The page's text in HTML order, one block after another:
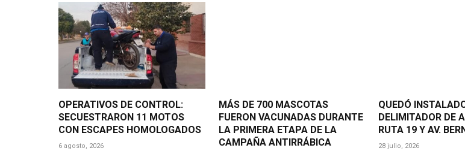
OPERATIVOS DE CONTROL:
SECUESTRARON 11 MOTOS
CON ESCAPES HOMOLOGADOS
6 agosto, 2026
MÁS DE 700 MASCOTAS
FUERON VACUNADAS DURANTE
LA PRIMERA ETAPA DE LA
CAMPAÑA ANTIRRÁBICA
QUEDÓ
DELIMITADOR DE
RUTA 19 Y AV.
28 julio, 2026